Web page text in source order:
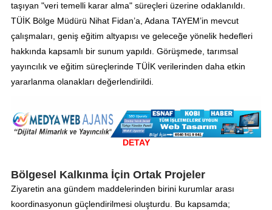
taşıyan "veri temelli karar alma" süreçleri üzerine odaklanıldı.
TÜİK Bölge Müdürü Nihat Fidan’a, Adana TAYEM’in mevcut
çalışmaları, geniş eğitim altyapısı ve geleceğe yönelik hedefleri
hakkında kapsamlı bir sunum yapıldı. Görüşmede, tarımsal
yayıncılık ve eğitim süreçlerinde TÜİK verilerinden daha etkin
yararlanma olanakları değerlendirildi.
DETAY
Bölgesel Kalkınma İçin Ortak Projeler
Ziyaretin ana gündem maddelerinden birini kurumlar arası
koordinasyonun güçlendirilmesi oluşturdu. Bu kapsamda;